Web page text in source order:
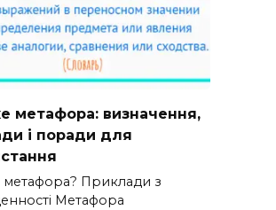
метафора: визначення,
і поради для
Приклади з
Метафора